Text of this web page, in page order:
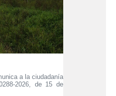
a la ciudadanía
2026, de 15 de